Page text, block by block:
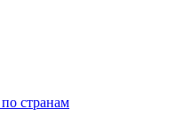
странам